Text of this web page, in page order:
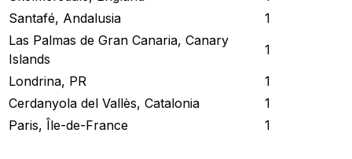
Santafé, Andalusia
1
Las Palmas de Gran Canaria, Canary
Islands
1
Londrina, PR
1
Cerdanyola del Vallès, Catalonia
1
Paris, Île-de-France
1